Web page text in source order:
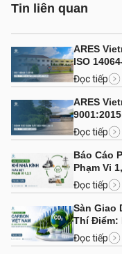
Tin liên quan
ARES
ISO
Bình Minh
Đọc tiếp
ARES
Đọc tiếp
Báo Cáo
Phạm Vi
Đọc tiếp
Sàn Giao
Thí Điểm:
Đọc tiếp